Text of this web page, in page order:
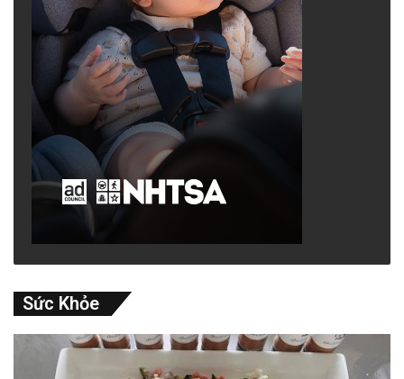
Sức Khỏe